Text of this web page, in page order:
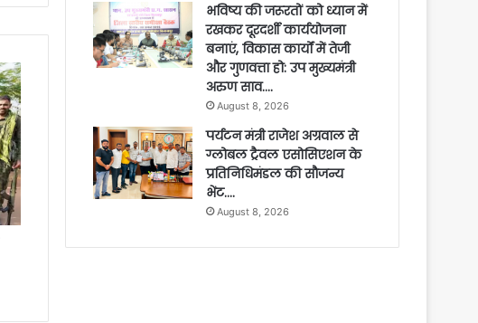
भविष्य की जरूरतों को ध्यान में
रखकर दूरदर्शी कार्ययोजना
बनाएं, विकास कार्यों में तेजी
और गुणवत्ता हो: उप मुख्यमंत्री
अरुण साव….
August 8, 2026
पर्यटन मंत्री राजेश अग्रवाल से
ग्लोबल ट्रैवल एसोसिएशन के
प्रतिनिधिमंडल की सौजन्य
भेंट….
August 8, 2026